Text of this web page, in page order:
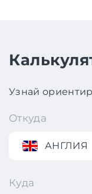
Узнай
Откуда
АНГЛИЯ
Куда